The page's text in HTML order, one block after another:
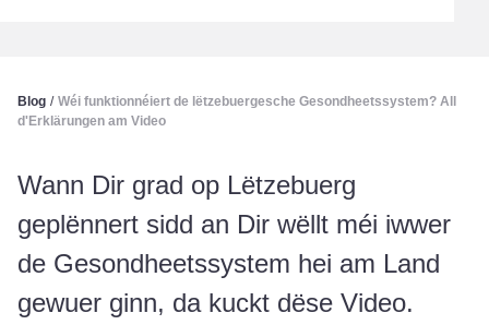
Blog / Wéi funktionnéiert de lëtzebuergesche Gesondheetssystem? All
d'Erklärungen am Video
Wann Dir grad op Lëtzebuerg
geplënnert sidd an Dir wëllt méi iwwer
de Gesondheetssystem hei am Land
gewuer ginn, da kuckt dëse Video.